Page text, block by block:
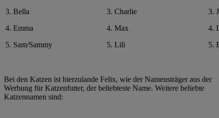
3. Bella
4. Emma
5. Sam/Sammy
3. Charlie
4. Max
5. Lili
3.
4.
5.
Bei den Katzen ist hierzulande Felix, wie der Namensträger aus der
Werbung für Katzenfutter, der beliebteste Name. Weitere beliebte
Katzennamen sind: